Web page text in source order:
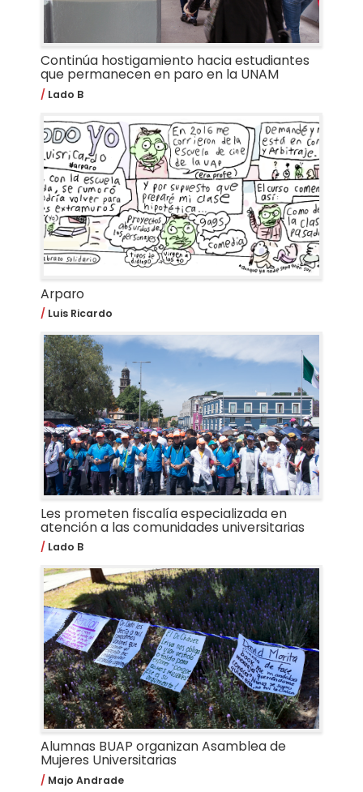
Continúa hostigamiento hacia estudiantes
que permanecen en paro en la UNAM
Lado B
Arparo
Luis Ricardo
Les prometen fiscalía especializada en
atención a las comunidades universitarias
Lado B
Alumnas BUAP organizan Asamblea de
Mujeres Universitarias
Majo Andrade